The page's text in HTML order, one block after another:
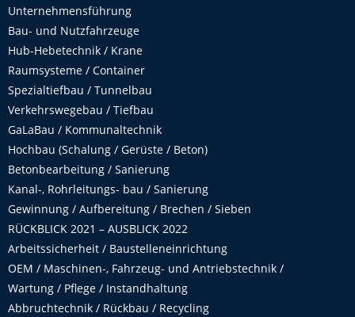
Unternehmensführung
Bau- und Nutzfahrzeuge
Hub-Hebetechnik / Krane
Raumsysteme / Container
Spezialtiefbau / Tunnelbau
Verkehrswegebau / Tiefbau
GaLaBau / Kommunaltechnik
Hochbau (Schalung / Gerüste / Beton)
Betonbearbeitung / Sanierung
Kanal-, Rohrleitungs- bau / Sanierung
Gewinnung / Aufbereitung / Brechen / Sieben
RÜCKBLICK 2021 – AUSBLICK 2022
Arbeitssicherheit / Baustelleneinrichtung
OEM / Maschinen-, Fahrzeug- und Antriebstechnik /
Wartung / Pflege / Instandhaltung
Abbruchtechnik / Rückbau / Recycling